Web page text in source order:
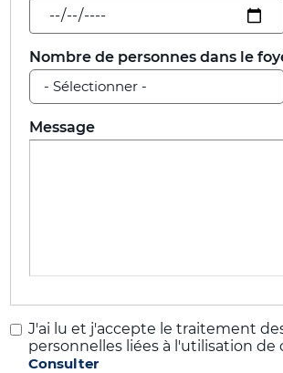
Nombre de personnes dans le
Message
J'ai lu et j'accepte le traitement
personnelles liées à l'utilisation de
Consulter